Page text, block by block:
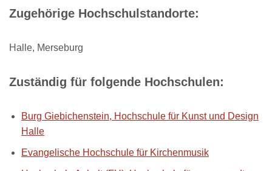
Zugehörige Hochschulstandorte:
Halle, Merseburg
Zuständig für folgende Hochschulen:
Burg Giebichenstein, Hochschule für Kunst und Design
Halle
Evangelische Hochschule für Kirchenmusik